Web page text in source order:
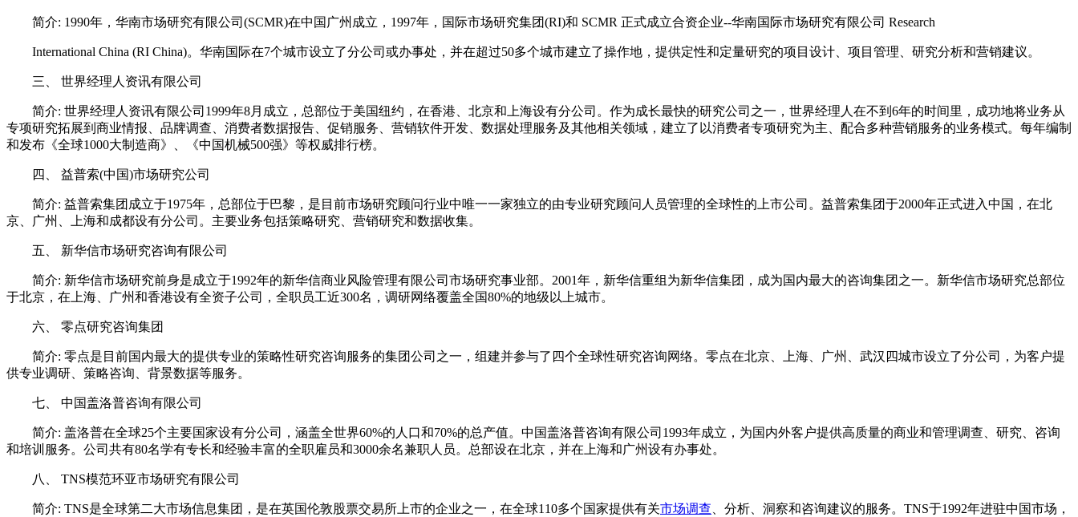
简介: 1990年，华南市场研究有限公司(SCMR)在中国广州成立，1997年，国际市场研究集团(RI)和 SCMR 正式成立合资企业--华南国际市场研究有限公司 Research
International China (RI China)。华南国际在7个城市设立了分公司或办事处，并在超过50多个城市建立了操作地，提供定性和定量研究的项目设计、项目管理、研究分析和营销建议。
三、 世界经理人资讯有限公司
简介: 世界经理人资讯有限公司1999年8月成立，总部位于美国纽约，在香港、北京和上海设有分公司。作为成长最快的研究公司之一，世界经理人在不到6年的时间里，成功地将业务从
专项研究拓展到商业情报、品牌调查、消费者数据报告、促销服务、营销软件开发、数据处理服务及其他相关领域，建立了以消费者专项研究为主、配合多种营销服务的业务模式。每年编制
和发布《全球1000大制造商》、《中国机械500强》等权威排行榜。
四、 益普索(中国)市场研究公司
简介: 益普索集团成立于1975年，总部位于巴黎，是目前市场研究顾问行业中唯一一家独立的由专业研究顾问人员管理的全球性的上市公司。益普索集团于2000年正式进入中国，在北
京、广州、上海和成都设有分公司。主要业务包括策略研究、营销研究和数据收集。
五、 新华信市场研究咨询有限公司
简介: 新华信市场研究前身是成立于1992年的新华信商业风险管理有限公司市场研究事业部。2001年，新华信重组为新华信集团，成为国内最大的咨询集团之一。新华信市场研究总部位
于北京，在上海、广州和香港设有全资子公司，全职员工近300名，调研网络覆盖全国80%的地级以上城市。
六、 零点研究咨询集团
简介: 零点是目前国内最大的提供专业的策略性研究咨询服务的集团公司之一，组建并参与了四个全球性研究咨询网络。零点在北京、上海、广州、武汉四城市设立了分公司，为客户提
供专业调研、策略咨询、背景数据等服务。
七、 中国盖洛普咨询有限公司
简介: 盖洛普在全球25个主要国家设有分公司，涵盖全世界60%的人口和70%的总产值。中国盖洛普咨询有限公司1993年成立，为国内外客户提供高质量的商业和管理调查、研究、咨询
和培训服务。公司共有80名学有专长和经验丰富的全职雇员和3000余名兼职人员。总部设在北京，并在上海和广州设有办事处。
八、 TNS模范环亚市场研究有限公司
简介: TNS是全球第二大市场信息集团，是在英国伦敦股票交易所上市的企业之一，在全球110多个国家提供有关市场调查 、分析、洞察和咨询建议的服务。TNS于1992年进驻中国市场，